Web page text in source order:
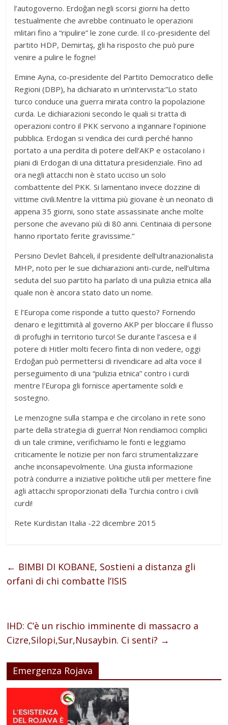
l’autogoverno. Erdoğan negli scorsi giorni ha detto
testualmente che avrebbe continuato le operazioni
mlitari fino a “ripulire” le zone curde. Il co-presidente del
partito HDP, Demirtaş, gli ha risposto che può pure
venire a pulire le fogne!
Emine Ayna, co-presidente del Partito Democratico delle
Regioni (DBP), ha dichiarato ın un’ıntervısta:”Lo stato
turco conduce una guerra mirata contro la popolazione
curda. Le dichiarazioni secondo le quali si tratta di
operazioni contro il PKK servono a ingannare l’opinione
pubblica. Erdogan si vendica dei curdi perché hanno
portato a una perdita di potere dell‘AKP e ostacolano i
piani di Erdogan di una dittatura presidenziale. Fino ad
ora negli attacchi non è stato ucciso un solo
combattente del PKK. Si lamentano invece dozzine di
vittime civili.Mentre la vittima più giovane è un neonato di
appena 35 giorni, sono state assassinate anche molte
persone che avevano più di 80 anni. Centinaia di persone
hanno riportato ferite gravissime.“
Persino Devlet Bahceli, il presidente dell’ultranazionalista
MHP, noto per le sue dichiarazioni anti-curde, nell’ultima
seduta del suo partito ha parlato di una pulizia etnica alla
quale non è ancora stato dato un nome.
E l’Europa come risponde a tutto questo? Fornendo
denaro e legittimità al governo AKP per bloccare il flusso
di profughi in territorio turco! Se durante l’ascesa e il
potere di Hitler molti fecero finta di non vedere, oggi
Erdoğan può permettersi di rivendicare ad alta voce il
perseguimento di una “pulizia etnica” contro i curdi
mentre l’Europa gli fornisce apertamente soldi e
sostegno.
Le menzogne sulla stampa e che circolano in rete sono
parte della strategia di guerra! Non rendiamoci complici
di un tale crimine, verifichiamo le fonti e leggiamo
criticamente le notizie per non farci strumentalizzare
anche inconsapevolmente. Una giusta informazione
potrà condurre a iniziative politiche utili per mettere fine
agli attacchi sproporzionati della Turchia contro i civili
curdi!
Rete Kurdistan Italia -22 dicembre 2015
← BIMBI DI KOBANE, Sostieni a distanza gli
orfani di chi combatte l’ISIS
IHD: C’è un rischio imminente di massacro a
Cizre,Silopi,Sur,Nusaybin. Ci senti? →
Emergenza Rojava